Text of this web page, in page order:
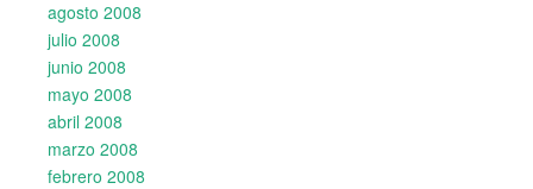
agosto 2008
julio 2008
junio 2008
mayo 2008
abril 2008
marzo 2008
febrero 2008